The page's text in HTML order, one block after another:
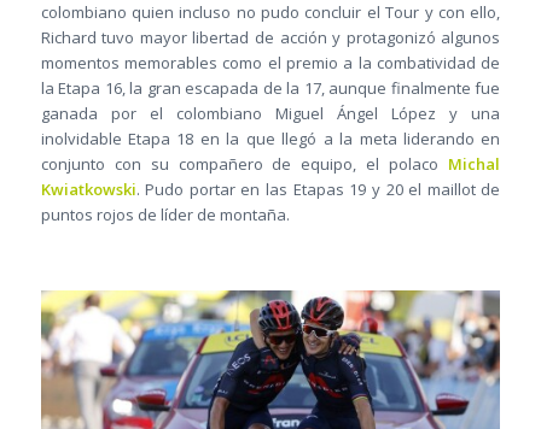
colombiano quien incluso no pudo concluir el Tour y con ello,
Richard tuvo mayor libertad de acción y protagonizó algunos
momentos memorables como el premio a la combatividad de
la Etapa 16, la gran escapada de la 17, aunque finalmente fue
ganada por el colombiano Miguel Ángel López y una
inolvidable Etapa 18 en la que llegó a la meta liderando en
conjunto con su compañero de equipo, el polaco Michal
Kwiatkowski. Pudo portar en las Etapas 19 y 20 el maillot de
puntos rojos de líder de montaña.